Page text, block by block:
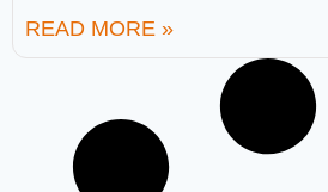
READ MORE »